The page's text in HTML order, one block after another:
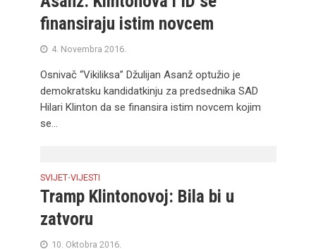
finansiraju istim novcem
4. Novembra 2016.
Osnivač “Vikiliksa” Džulijan Asanž optužio je
demokratsku kandidatkinju za predsednika SAD
Hilari Klinton da se finansira istim novcem kojim
se...
SVIJET•VIJESTI
Tramp Klintonovoj: Bila bi u
zatvoru
10. Oktobra 2016.